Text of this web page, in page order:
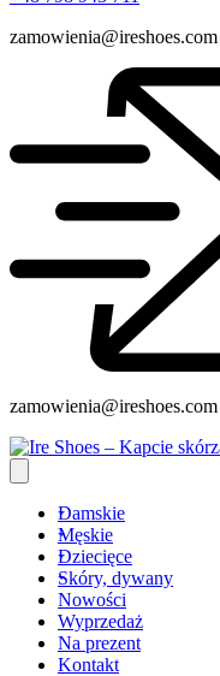
zamowienia@ireshoes.com
zamowienia@ireshoes.com
Damskie
Męskie
Dziecięce
Skóry, dywany
Nowości
Wyprzedaż
Na prezent
Kontakt